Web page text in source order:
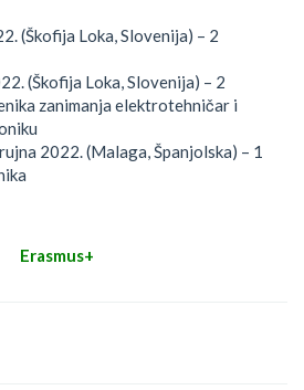
(Škofija Loka, Slovenija) – 2
(Škofija Loka, Slovenija) – 2
zanimanja elektrotehničar i
2022. (Malaga, Španjolska) – 1
Erasmus+